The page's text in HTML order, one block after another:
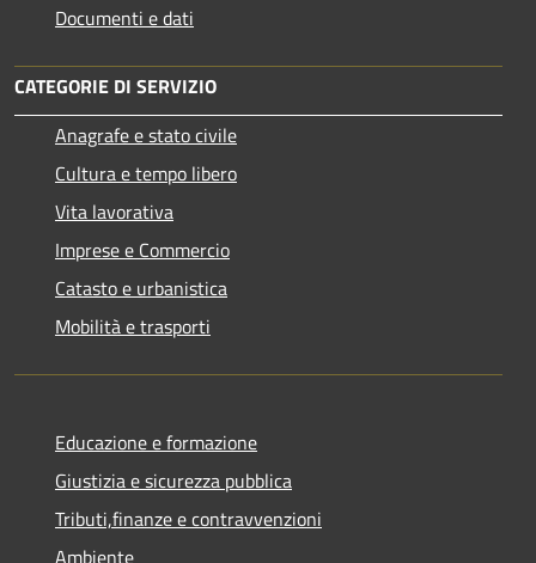
Documenti e dati
CATEGORIE DI SERVIZIO
Anagrafe e stato civile
Cultura e tempo libero
Vita lavorativa
Imprese e Commercio
Catasto e urbanistica
Mobilità e trasporti
Educazione e formazione
Giustizia e sicurezza pubblica
Tributi,finanze e contravvenzioni
Ambiente